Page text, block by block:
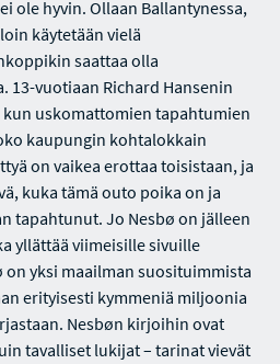
ole hyvin. Ollaan Ballantynessa,
käytetään vielä
saattaa olla
13-vuotiaan Richard Hansenin
uskomattomien tapahtumien
kaupungin kohtalokkain
on vaikea erottaa toisistaan, ja
kuka tämä outo poika on ja
tapahtunut. Jo Nesbø on jälleen
yllättää viimeisille sivuille
on yksi maailman suosituimmista
erityisesti kymmeniä miljoonia
Nesbøn kirjoihin ovat
tavalliset lukijat – tarinat vievät